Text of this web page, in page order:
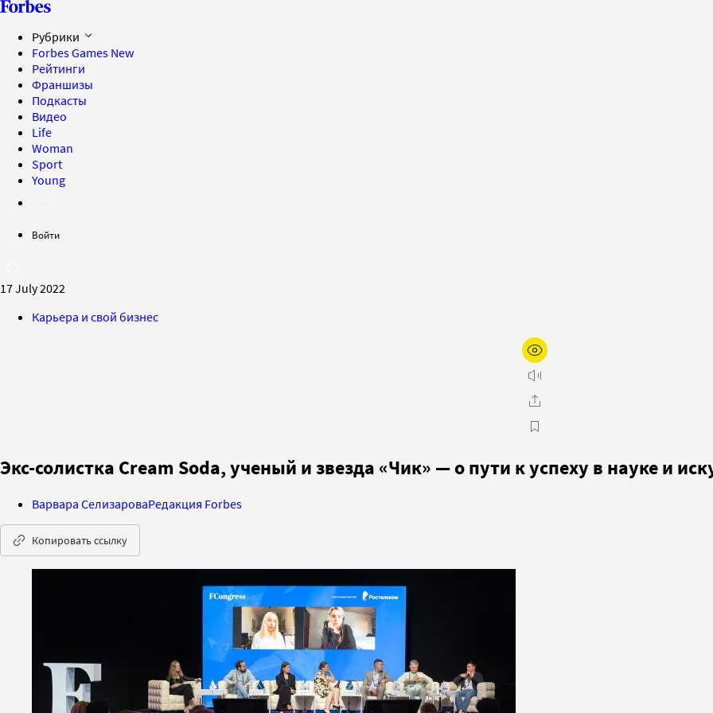
Рубрики
Forbes Games New
Рейтинги
Франшизы
Подкасты
Видео
Life
Woman
Sport
Young
Войти
17 July 2022
Карьера и свой бизнес
Экс-солистка Cream Soda, ученый и звезда «Чик» — о пути к успеху в науке и
Варвара СелизароваРедакция Forbes
Копировать ссылку